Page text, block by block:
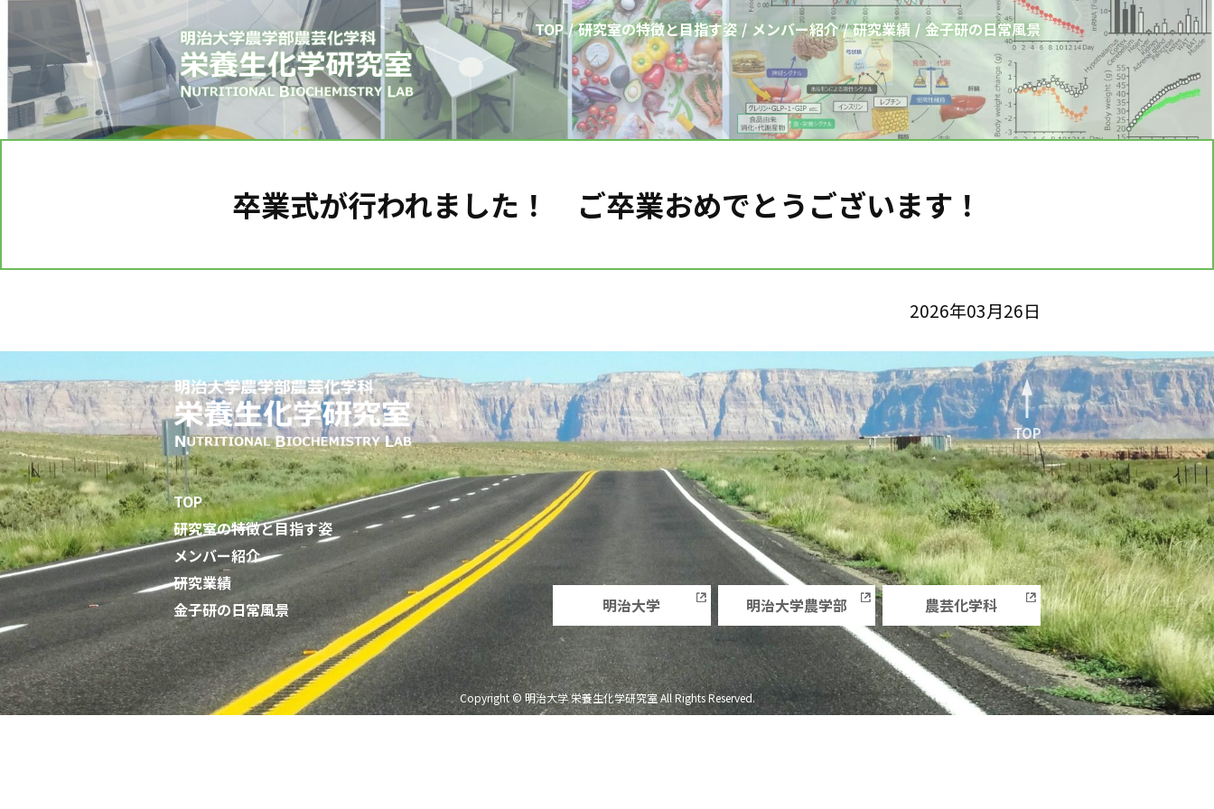
TOP 研究室の特徴と目指す姿 メンバー紹介 研究業績 金子研の日常風景
卒業式が行われました！ ご卒業おめでとうございます！
2026年03月26日
TOP
TOP
研究室の特徴と目指す姿
メンバー紹介
研究業績
金子研の日常風景
明治大学 明治大学農学部 農芸化学科
Copyright © 明治大学 栄養生化学研究室 All Rights Reserved.